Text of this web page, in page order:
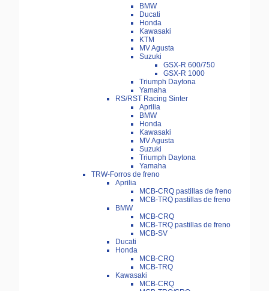
BMW
Ducati
Honda
Kawasaki
KTM
MV Agusta
Suzuki
GSX-R 600/750
GSX-R 1000
Triumph Daytona
Yamaha
RS/RST Racing Sinter
Aprilia
BMW
Honda
Kawasaki
MV Agusta
Suzuki
Triumph Daytona
Yamaha
TRW-Forros de freno
Aprilia
MCB-CRQ pastillas de freno
MCB-TRQ pastillas de freno
BMW
MCB-CRQ
MCB-TRQ pastillas de freno
MCB-SV
Ducati
Honda
MCB-CRQ
MCB-TRQ
Kawasaki
MCB-CRQ